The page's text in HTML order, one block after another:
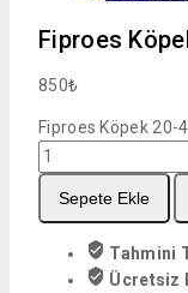
Fiproes
850₺
Fiproes Köpek 20-
Sepete Ekle
Tahmini
Ücretsiz